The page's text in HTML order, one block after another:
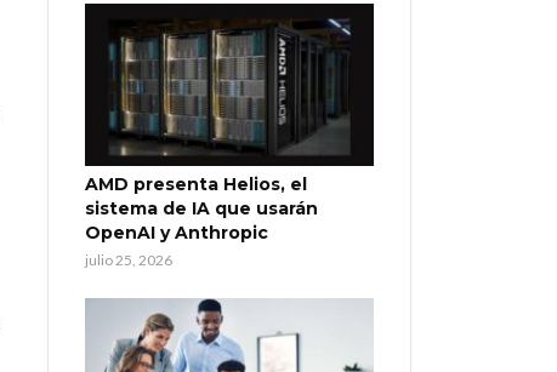
AMD presenta Helios, el
sistema de IA que usarán
OpenAI y Anthropic
julio 25, 2026